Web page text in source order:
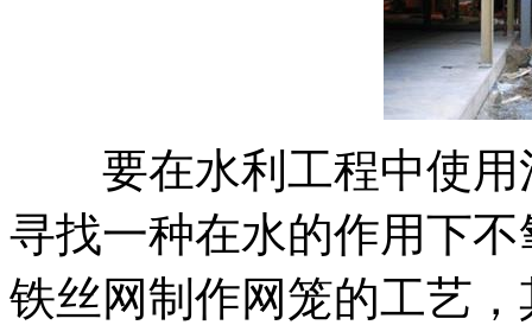
要在水利工程中使用
寻找一种在水的作用下
铁丝网制作网笼的工艺